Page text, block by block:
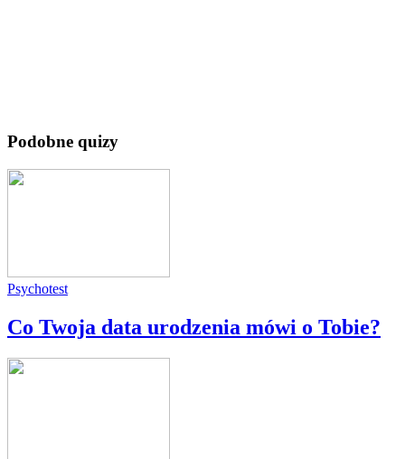
Podobne quizy
Psychotest
Co Twoja data urodzenia mówi o Tobie?